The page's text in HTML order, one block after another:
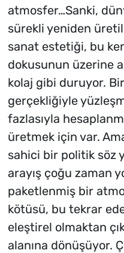
atmosfer…Sanki,
sürekli yeniden
sanat estetiği, bu
dokusunun üzerine
kolaj gibi duruyor.
gerçekliğiyle
fazlasıyla
üretmek için var.
sahici bir politik söz
arayış çoğu zaman
paketlenmiş bir
kötüsü, bu tekrar
eleştirel olmaktan
alanına dönüşüyor.